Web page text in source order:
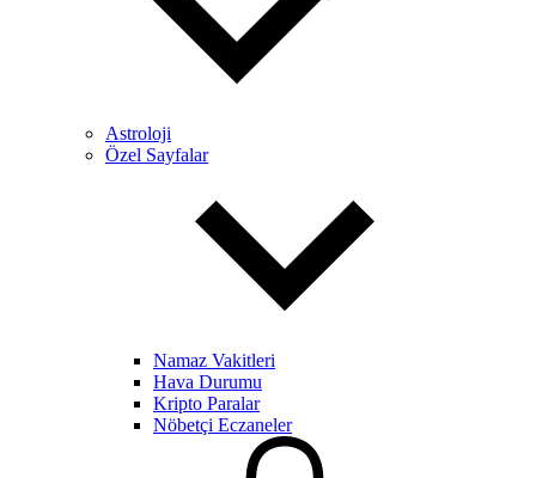
Astroloji
Özel Sayfalar
Namaz Vakitleri
Hava Durumu
Kripto Paralar
Nöbetçi Eczaneler